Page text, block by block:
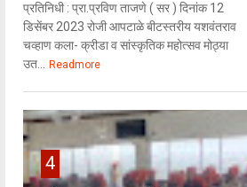
प्रतिनिधी : प्रा.प्रविण ताजणे ( सर ) दिनांक 12
डिसेंबर 2023 रोजी आपटाळे बीटस्तरीय यशवंतराव
चव्हाण कला- क्रीडा व सांस्कृतिक महोत्सव मोठ्या
उत... Readmore
4